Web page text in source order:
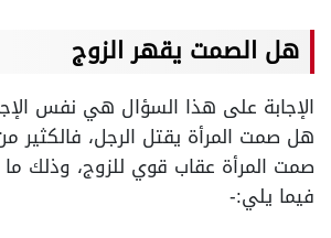
هل الصمت يقهر الزوج
الإجابة على هذا السؤال هي نفس
هل صمت المرأة يقتل الرجل، فالكثير
صمت المرأة عقاب قوي للزوج، وذلك
فيما يلي:-